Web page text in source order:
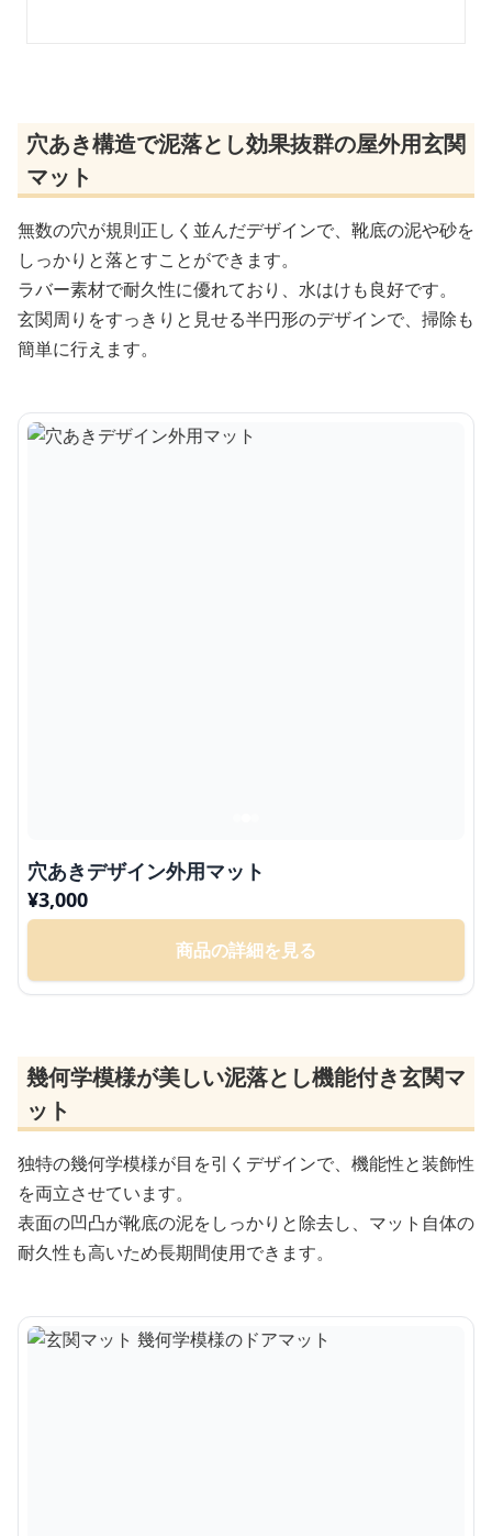
穴あき構造で泥落とし効果抜群の屋外用玄関
マット
無数の穴が規則正しく並んだデザインで、靴底の泥や砂を
しっかりと落とすことができます。
ラバー素材で耐久性に優れており、水はけも良好です。
玄関周りをすっきりと見せる半円形のデザインで、掃除も
簡単に行えます。
穴あきデザイン外用マット
¥3,000
商品の詳細を見る
幾何学模様が美しい泥落とし機能付き玄関マ
ット
独特の幾何学模様が目を引くデザインで、機能性と装飾性
を両立させています。
表面の凹凸が靴底の泥をしっかりと除去し、マット自体の
耐久性も高いため長期間使用できます。